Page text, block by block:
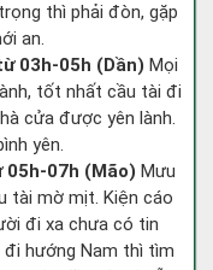
thì phải đòn, gặp
an.
03h-05h (Dần) Mọi
tốt nhất cầu tài đi
cửa được yên lành.
yên.
05h-07h (Mão) Mưu
tài mờ mịt. Kiện cáo
đi xa chưa có tin
đi hướng Nam thì tìm